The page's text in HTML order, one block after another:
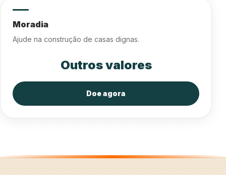
Moradia
Ajude na construção de casas dignas.
Outros valores
Doe agora